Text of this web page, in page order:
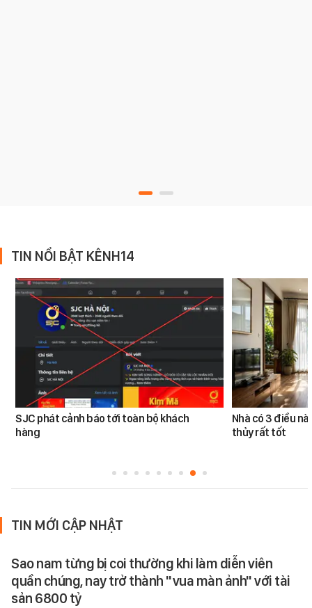
TIN NỔI BẬT KÊNH14
SJC phát cảnh báo tới toàn bộ khách
hàng
Nhà có 3 điều
thủy rất tốt
TIN MỚI CẬP NHẬT
Sao nam từng bị coi thường khi làm diễn viên
quần chúng, nay trở thành "vua màn ảnh" với tài
sản 6800 tỷ